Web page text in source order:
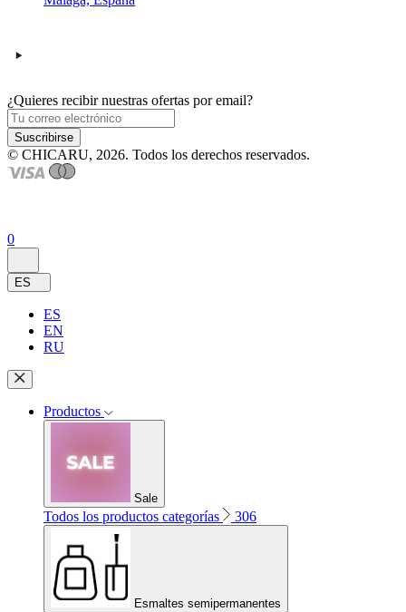
¿Quieres recibir nuestras ofertas por email?
Suscribirse
© CHICARU, 2026. Todos los derechos reservados.
0
ES
ES
EN
RU
Productos
Sale
Todos los productos categorías 306
Esmaltes semipermanentes